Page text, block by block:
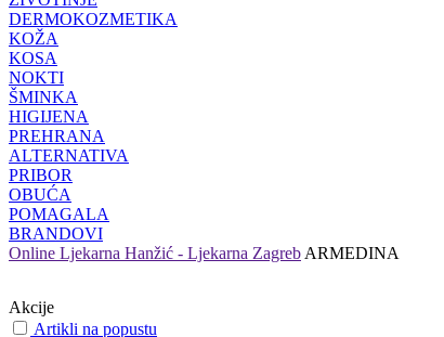
DERMOKOZMETIKA
KOŽA
KOSA
NOKTI
ŠMINKA
HIGIJENA
PREHRANA
ALTERNATIVA
PRIBOR
OBUĆA
POMAGALA
BRANDOVI
Online Ljekarna Hanžić - Ljekarna Zagreb ARMEDINA
Akcije
Artikli na popustu